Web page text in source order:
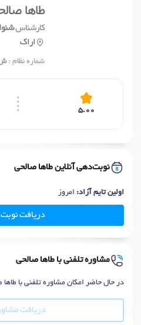
طاها
کارشناس
اراک
شماره نظام :ش-
5.00
نوبت‌دهی آنلاین طاها صالحی
اولین تایم آزاد: امروز
دریافت
مشاوره تلفنی با طاها صالحی
در حال حاضر امکان مشاوره تلفنی با
دریافت